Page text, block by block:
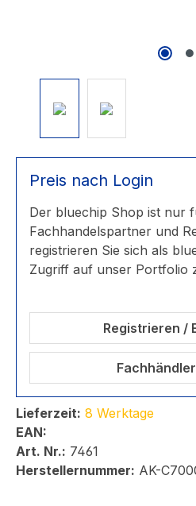
Preis nach Login
Der bluechip Shop ist nur
Fachhandelspartner und
registrieren Sie sich als
Zugriff auf unser Portfolio
Registrieren /
Lieferzeit: 8 Werktage
EAN:
Art. Nr.: 7461
Herstellernummer: AK-